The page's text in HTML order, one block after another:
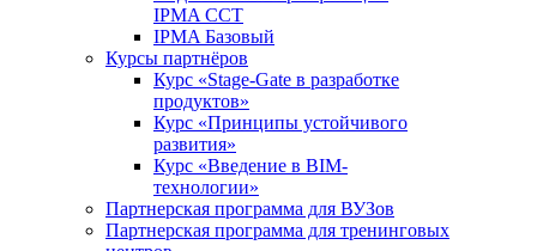
IPMA CCT
IPMA Базовый
Курсы партнёров
Курс «Stage-Gate в разработке
продуктов»
Курс «Принципы устойчивого
развития»
Курс «Введение в BIM-
технологии»
Партнерская программа для ВУЗов
Партнерская программа для тренинговых